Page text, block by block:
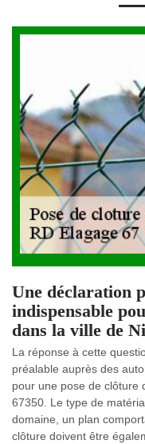
Une déclaration
indispensable
dans la ville de
La réponse à cette
préalable auprès des
pour une pose de clôture
67350. Le type de
domaine, un plan
clôture doivent être